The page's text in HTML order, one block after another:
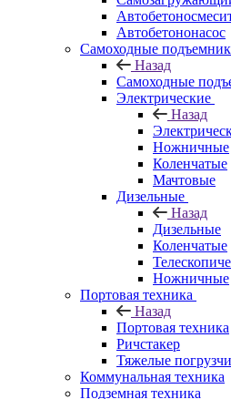
Автобетононасос
Самоходные
Назад
Самоходные
Электрические
Назад
Ножничные
Коленчатые
Мачтовые
Дизельные
Назад
Дизельные
Коленчатые
Ножничные
Портовая техника
Назад
Портовая техника
Ричстакер
Тяжелые
Коммунальная техника
Подземная техника